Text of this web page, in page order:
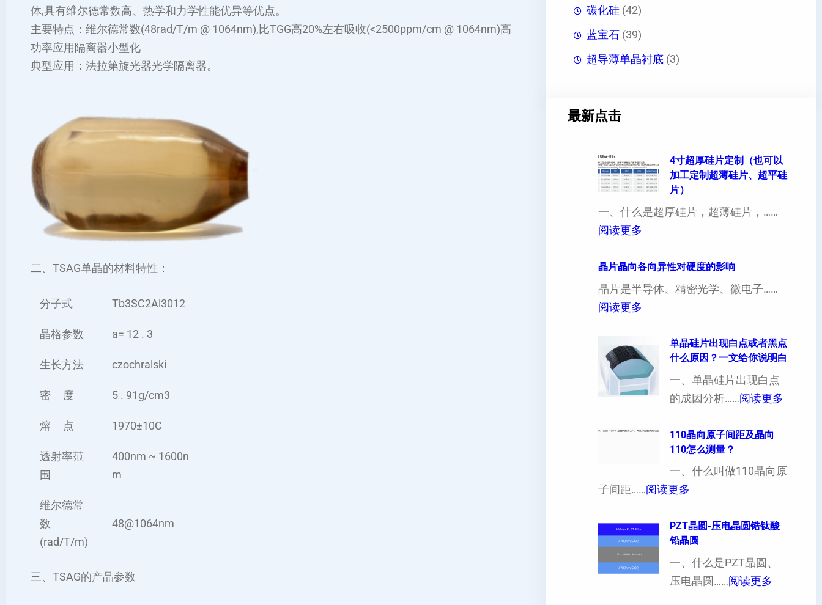
体,具有维尔德常数高、热学和力学性能优异等优点。
主要特点：维尔德常数(48rad/T/m @ 1064nm),比TGG高20%左右吸收(<2500ppm/cm @ 1064nm)高
功率应用隔离器小型化
典型应用：法拉第旋光器光学隔离器。
二、TSAG单晶的材料特性：
分子式 Tb3SC2Al3012
晶格参数 a= 12 . 3
生长方法 czochralski
密 度 5 . 91g/cm3
熔 点 1970±10C
透射率范
围
400nm ~ 1600n
m
维尔德常
数
(rad/T/m)
48@1064nm
三、TSAG的产品参数
碳化硅(42)
蓝宝石(39)
超导薄单晶衬底(3)
最新点击
4寸超厚硅片定制（也可以
加工定制超薄硅片、超平硅
片）
一、什么是超厚硅片，超薄硅片，……
阅读更多
寸
超
定
制
（
可
工
制
薄
晶片晶向各向异性对硬度的影响
晶片是半导体、精密光学、微电子……
阅读更多
晶
向
各
异
硬
的
影
响
单晶硅片出现白点或者黑点
什么原因？一文给你说明白
一、单晶硅片出现白点
的成因分析……阅读更多
片
110晶向原子间距及晶向
110怎么测量？
一、什么叫做110晶向原
子间距……阅读更多
1
0
晶
向
PZT晶圆-压电晶圆锆钛酸
铅晶圆
一、什么是PZT晶圆、
压电晶圆……阅读更多